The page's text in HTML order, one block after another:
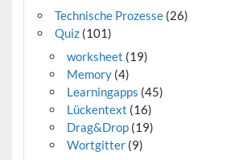
Technische Prozesse(26)
Quiz(101)
worksheet (19)
Memory(4)
Learningapps (45)
Lückentext (16)
Drag&Drop(19)
Wortgitter(9)